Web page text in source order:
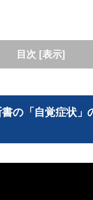
目次 [表示]
書の「自覚症状